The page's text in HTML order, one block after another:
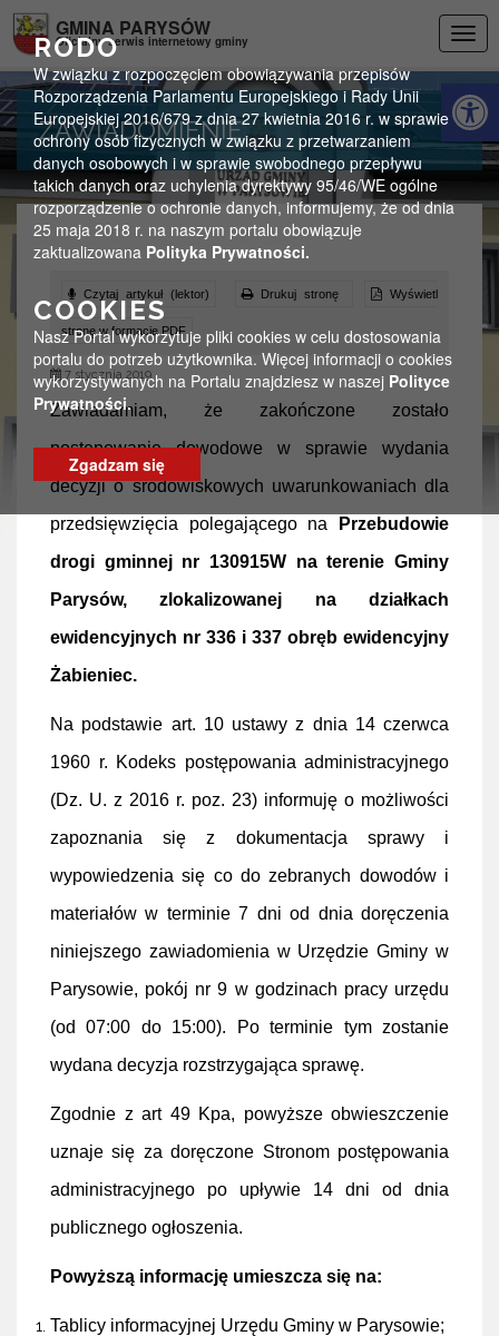
RODO
W związku z rozpoczęciem obowiązywania przepisów
Rozporządzenia Parlamentu Europejskiego i Rady Unii
Europejskiej 2016/679 z dnia 27 kwietnia 2016 r. w sprawie
ochrony osób fizycznych w związku z przetwarzaniem
danych osobowych i w sprawie swobodnego przepływu
takich danych oraz uchylenia dyrektywy 95/46/WE ogólne
rozporządzenie o ochronie danych, informujemy, że od dnia
25 maja 2018 r. na naszym portalu obowiązuje
zaktualizowana Polityka Prywatności.
COOKIES
Nasz Portal wykorzytuje pliki cookies w celu dostosowania
portalu do potrzeb użytkownika. Więcej informacji o cookies
wykorzystywanych na Portalu znajdziesz w naszej Polityce
Prywatności.
Zgadzam się
GMINA PARYSÓW
Oficjalny serwis internetowy gminy
ZAWIADOMIENIE
Czytaj artykuł (lektor) Drukuj stronę Wyświetl
stronę w formacie PDF
7 stycznia 2019
Zawiadamiam, że zakończone zostało
postępowanie dowodowe w sprawie wydania
decyzji o środowiskowych uwarunkowaniach dla
przedsięwzięcia polegającego na
Przebudowie
drogi gminnej nr 130915W na terenie Gminy
Parysów, zlokalizowanej na działkach
ewidencyjnych nr 336 i 337 obręb ewidencyjny
Żabieniec.
Na podstawie art. 10 ustawy z dnia 14 czerwca
1960 r. Kodeks postępowania administracyjnego
(Dz. U. z 2016 r. poz. 23) informuję o możliwości
zapoznania się z dokumentacja sprawy i
wypowiedzenia się co do zebranych dowodów i
materiałów w terminie 7 dni od dnia doręczenia
niniejszego zawiadomienia w Urzędzie Gminy w
Parysowie, pokój nr 9 w godzinach pracy urzędu
(od 07:00 do 15:00). Po terminie tym zostanie
wydana decyzja rozstrzygająca sprawę.
Zgodnie z art 49 Kpa, powyższe obwieszczenie
uznaje się za doręczone Stronom postępowania
administracyjnego po upływie 14 dni od dnia
publicznego ogłoszenia.
Powyższą informację umieszcza się na:
Tablicy informacyjnej Urzędu Gminy w Parysowie;